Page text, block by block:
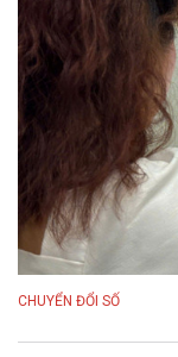
CHUYỂN ĐỔI SỐ